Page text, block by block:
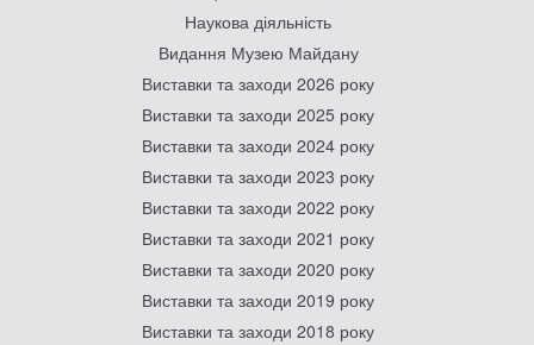
Наукова діяльність
Видання Музею Майдану
Виставки та заходи 2026 року
Виставки та заходи 2025 року
Виставки та заходи 2024 року
Виставки та заходи 2023 року
Виставки та заходи 2022 року
Виставки та заходи 2021 року
Виставки та заходи 2020 року
Виставки та заходи 2019 року
Виставки та заходи 2018 року